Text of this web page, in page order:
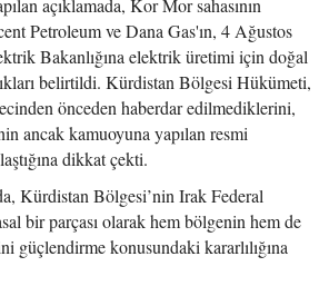
açıklamada, Kor Mor sahasının
Petroleum ve Dana Gas'ın, 4 Ağustos
Bakanlığına elektrik üretimi için doğal
belirtildi. Kürdistan Bölgesi Hükümeti,
önceden haberdar edilmediklerini,
ancak kamuoyuna yapılan resmi
dikkat çekti.
Kürdistan Bölgesi’nin Irak Federal
bir parçası olarak hem bölgenin hem de
güçlendirme konusundaki kararlılığına